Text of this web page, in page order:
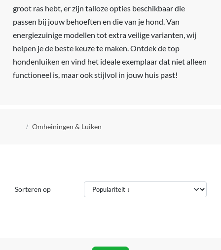
groot ras hebt, er zijn talloze opties beschikbaar die
passen bij jouw behoeften en die van je hond. Van
energiezuinige modellen tot extra veilige varianten, wij
helpen je de beste keuze te maken. Ontdek de top
hondenluiken en vind het ideale exemplaar dat niet alleen
functioneel is, maar ook stijlvol in jouw huis past!
Kruimelpad
Omheiningen & Luiken
Sorteren op